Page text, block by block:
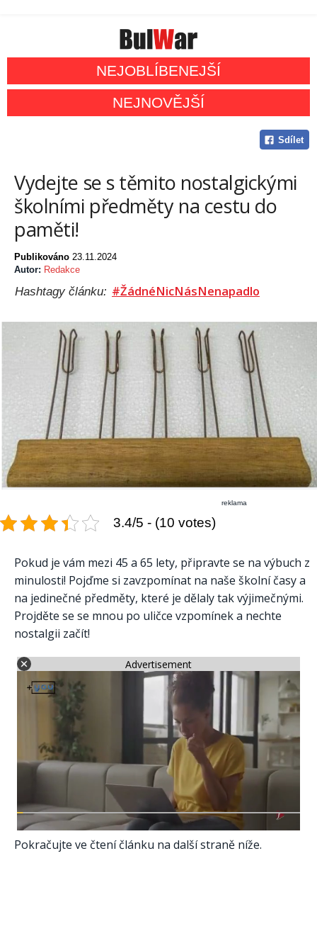
NEJOBLÍBENEJŠÍ
NEJNOVĚJŠÍ
Sdílet
Vydejte se s těmito nostalgickými
školními předměty na cestu do
paměti!
Publikováno 23.11.2024
Autor: Redakce
Hashtagy článku: #ŽádnéNicNásNenapadlo
reklama
3.4/5 - (10 votes)
Pokud je vám mezi 45 a 65 lety, připravte se na výbuch z
minulosti! Pojďme si zavzpomínat na naše školní časy a
na jedinečné předměty, které je dělaly tak výjimečnými.
Projděte se se mnou po uličce vzpomínek a nechte
nostalgii začít!
Advertisement
Pokračujte ve čtení článku na další straně níže.